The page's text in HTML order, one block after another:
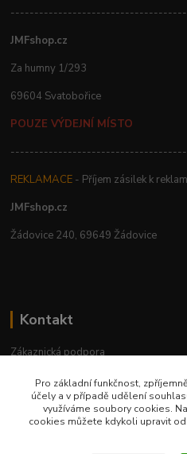
JMFshop.cz
Za humny 1/293
69604 Svatobořice
POUZE VÝDEJNÍ MÍSTO
REKLAMACE - Příjem zásilek k
JMFshop.cz
Žádovice 240, 69649 Žádovice
Kontakt
Zákaznická podpora
Po-Pá, 9-18 hod.
jmfshop@email.cz
Pro základní funkčnost,
účely a v případě udělení
využíváme soubory cookies.
cookies můžete kdykoli upravit